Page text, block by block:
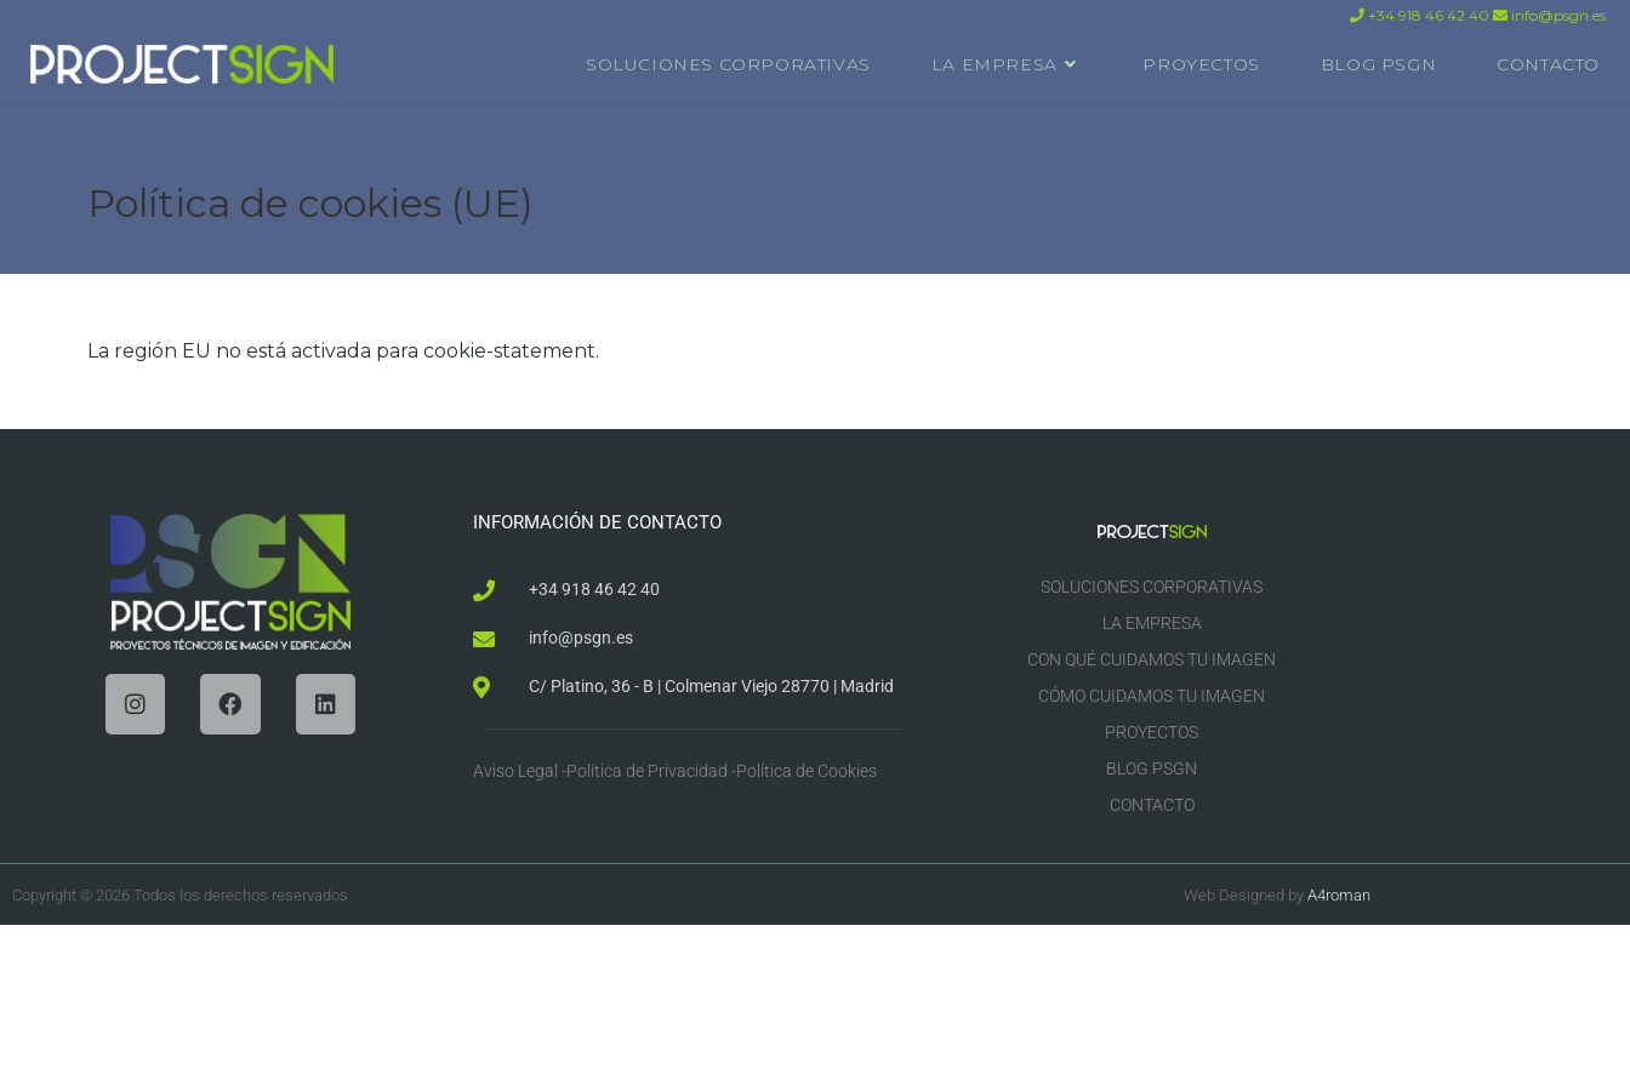
+34 918 46 42 40 info@psgn.es
SOLUCIONES CORPORATIVAS LA EMPRESA PROYECTOS BLOG PSGN CONTACTO
Política de cookies (UE)
La región EU no está activada para cookie-statement.
INFORMACIÓN DE CONTACTO
+34 918 46 42 40
info@psgn.es
C/ Platino, 36 - B | Colmenar Viejo 28770 | Madrid
Aviso Legal -Política de Privacidad -Política de Cookies
SOLUCIONES CORPORATIVAS
LA EMPRESA
CON QUÉ CUIDAMOS TU IMAGEN
CÓMO CUIDAMOS TU IMAGEN
PROYECTOS
BLOG PSGN
CONTACTO
Copyright © 2026 Todos los derechos reservados Web Designed by A4roman